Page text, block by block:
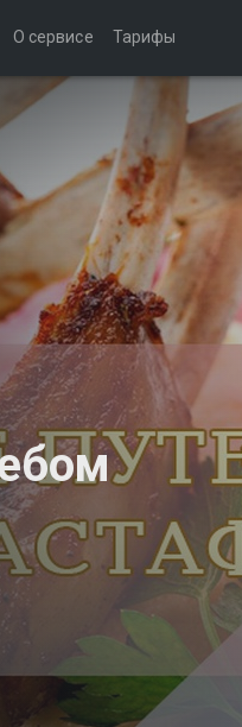
О сервисе Тарифы